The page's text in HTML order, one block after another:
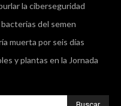
la ciberseguridad
del semen
muerta por seis días
y plantas en la Jornada